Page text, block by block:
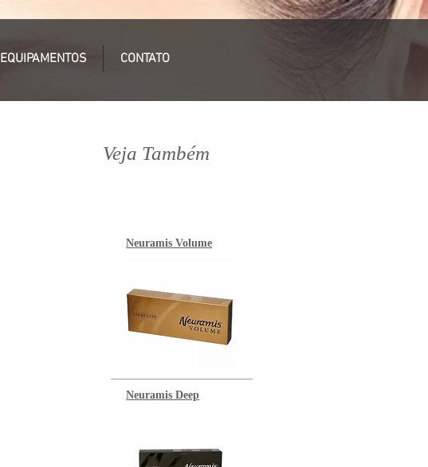
EQUIPAMENTOS CONTATO
Veja Também
Neuramis Volume
Neuramis Deep